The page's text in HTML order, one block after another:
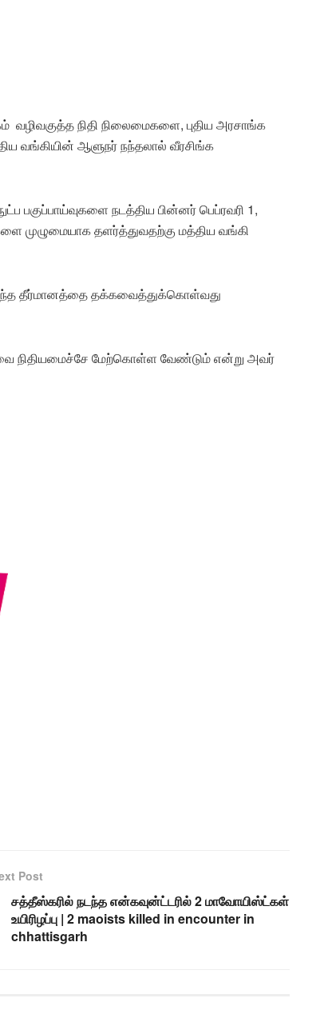
நிதி நிலைமைகளை, புதிய அரசாங்க
வங்கியின் ஆளுநர் நந்தலால் வீரசிங்க
பகுப்பாய்வுகளை நடத்திய பின்னர் பெப்ரவரி 1,
முழுமையாக தளர்த்துவதற்கு மத்திய வங்கி
இந்த தீர்மானத்தை தக்கவைத்துக்கொள்வது
நிதியமைச்சே மேற்கொள்ள வேண்டும் என்று அவர்
Post
சத்தீஸ்கரில் நடந்த என்கவுன்ட்டரில் 2 மாவோயிஸ்ட்கள்
உயிரிழப்பு | 2 maoists killed in encounter in
chhattisgarh